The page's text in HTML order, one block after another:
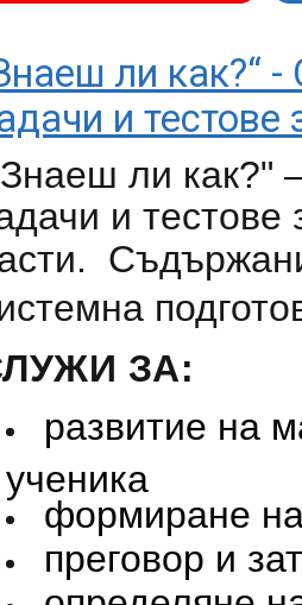
ли как?“
и тестове
ли как?"
и тестове
.
ЗА:
развитие на
ученика
формиране
преговор и